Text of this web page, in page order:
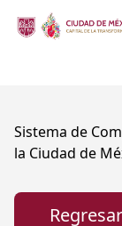
Sistema de
la Ciudad de